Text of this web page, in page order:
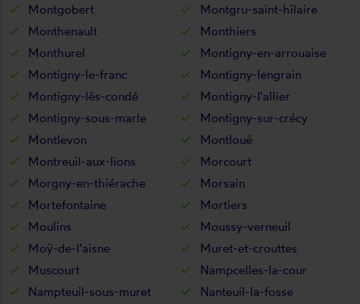
Montgobert
Montgru-saint-hilaire
Monthenault
Monthiers
Monthurel
Montigny-en-arrouaise
Montigny-le-franc
Montigny-lengrain
Montigny-lès-condé
Montigny-l'allier
Montigny-sous-marle
Montigny-sur-crécy
Montlevon
Montloué
Montreuil-aux-lions
Morcourt
Morgny-en-thiérache
Morsain
Mortefontaine
Mortiers
Moulins
Moussy-verneuil
Moÿ-de-l'aisne
Muret-et-crouttes
Muscourt
Nampcelles-la-cour
Nampteuil-sous-muret
Nanteuil-la-fosse